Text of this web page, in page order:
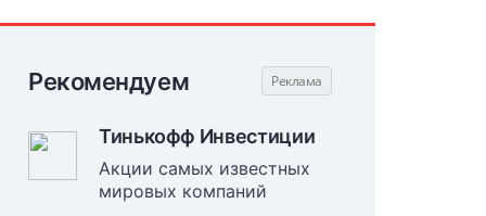
Рекомендуем
Тинькофф Инвестиции
Акции самых известных
мировых компаний